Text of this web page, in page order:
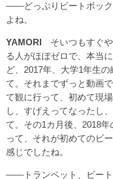
――どっぷりビートボック
よね。
YAMORI
そいつもすぐや
る人がほぼゼロで、本当
ど、2017年、大学1年生
て。それまでずっと動画
て観に行って、初めて現
し、すげえってなったし
て。その1カ月後、2018
って、それが初めてのビ
感じでしたね。
――トランペット、ビート